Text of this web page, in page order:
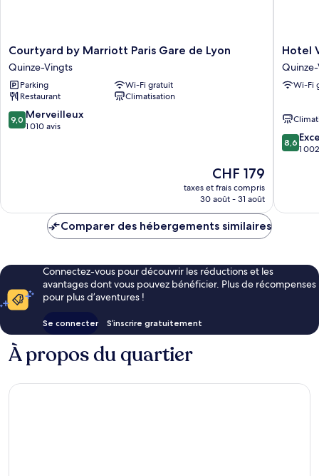
Courtyard
by
Marriott
Paris
Gare
de
Lyon
Courtyard by Marriott Paris Gare de Lyon
Quinze-Vingts
Parking
Wi-Fi gratuit
Restaurant
Climatisation
9.0
sur
9,0 Merveilleux
1 010 avis
Le
nouveau
prix
de
CHF 179
taxes et frais compris
30 août - 31 août
Hotel
Viator
Paris
-
de
Lyon
Quinze-
Vingts
Hotel
Wi-Fi
8.6
sur
8,6
1
Comparer des hébergements similaires
Connectez-vous pour découvrir les réductions et les
avantages dont vous pouvez bénéficier. Plus de récompenses
pour plus d’aventures !
Se connecter S’inscrire gratuitement
À propos du quartier